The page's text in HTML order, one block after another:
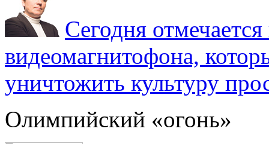
Сегодня
видеомагнитофона,
уничтожить культуру
Олимпийский «огонь»